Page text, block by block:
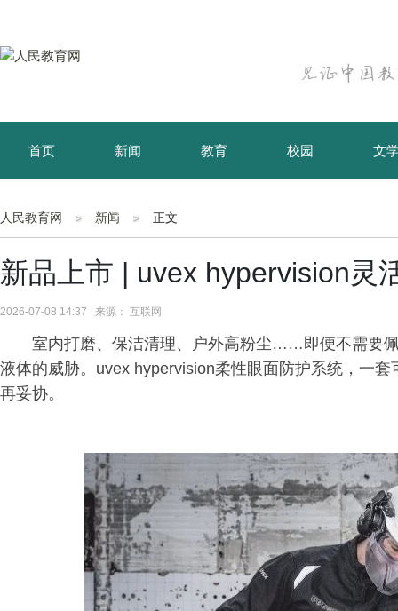
首页 新闻 教育 校园 文
育儿 资讯
人民教育网 新闻 正文
新品上市 | uvex hypervision灵
2026-07-08 14:37 来源： 互联网
室内打磨、保洁清理、户外高粉尘……即便不需要
液体的威胁。uvex hypervision柔性眼面防护系统，一
再妥协。